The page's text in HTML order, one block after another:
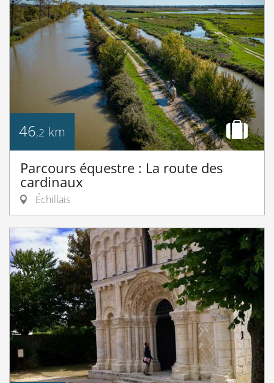
46,2 km
Parcours équestre : La route des
cardinaux
Échillais